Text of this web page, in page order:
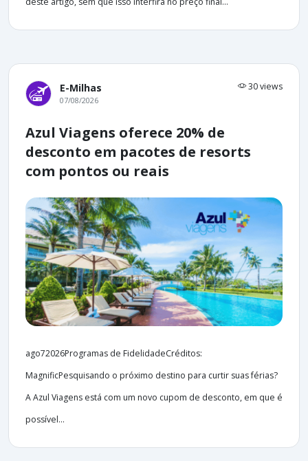
E-Milhas 30 views
07/08/2026
Azul Viagens oferece 20% de
desconto em pacotes de resorts
com pontos ou reais
ago72026Programas de FidelidadeCréditos:
MagnificPesquisando o próximo destino para curtir suas férias?
A Azul Viagens está com um novo cupom de desconto, em que é
possível...